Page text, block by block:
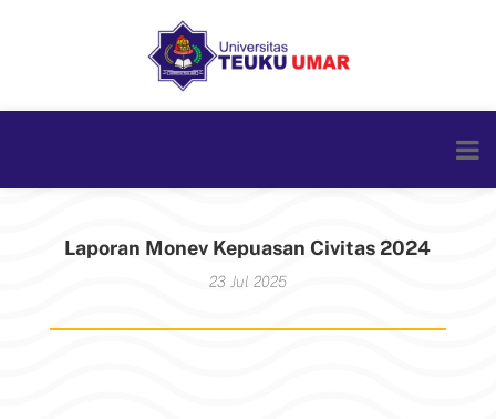
Laporan Monev Kepuasan Civitas 2024
23 Jul 2025